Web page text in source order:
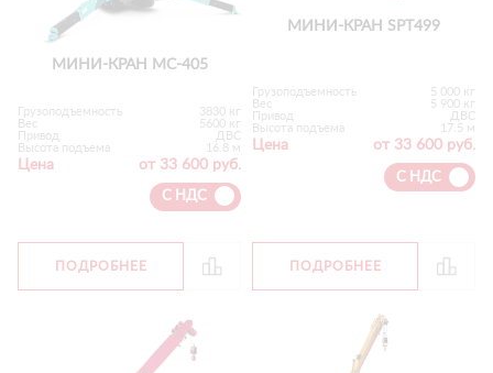
МИНИ-КРАН MC-405
Грузоподъемность
3830 кг
Вес
5600 кг
Привод
ДВС
Высота подъема
16.8 м
Цена от 33 600 руб.
С НДС
ПОДРОБНЕЕ
МИНИ-КРАН SPT499
Грузоподъемность
5 000 кг
Вес
5 900 кг
Привод
ДВС
Высота подъема
17.5 м
Цена от 33 600 руб.
С НДС
ПОДРОБНЕЕ